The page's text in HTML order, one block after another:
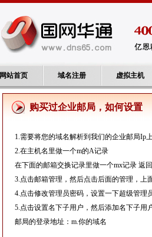
网站首页 域名注册 虚拟主机
购买过企业邮局，如何设置
1.需要将您的域名解析到我们的企业邮局Ip
2.在主机名里做一个m的A记录
在下面的邮箱交换记录里做一个mx记录 返
3.点击邮箱管理，然后点击后面的管理，上
4.点击修改管理员密码，设置一下超级管理
5.点击设置名下子用户，然后添加名下子用户
邮局的登录地址：m.你的域名